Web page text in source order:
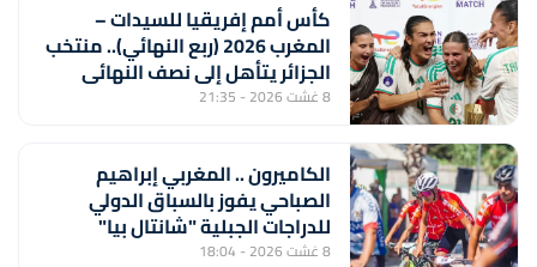
كأس أمم إفريقيا للسيدات –
المغرب 2026 (ربع النهائي).. منتخب
الجزائر يتأهل إلى نصف النهائي
بفوزه على نظيره الايفواري (2-1)
8 غشت 2026 - 21:35
الكاميرون .. المغربي إبراهيم
الصباحي يفوز بالسباق الدولي
للدراجات الجبلية "شانتال بيا"
8 غشت 2026 - 18:04